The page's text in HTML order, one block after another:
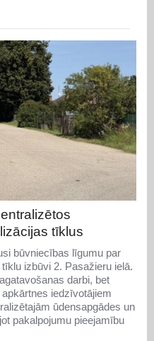
tīklus
būvniecības līgumu par
izbūvi 2. Pasažieru ielā.
darbi, bet
iedzīvotājiem
ūdensapgādes un
pakalpojumu pieejamību